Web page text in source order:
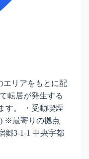
エリアをもとに配
転居が発生する
す。 ・受動喫煙
※最寄りの拠点
郷3-1-1 中央宇都